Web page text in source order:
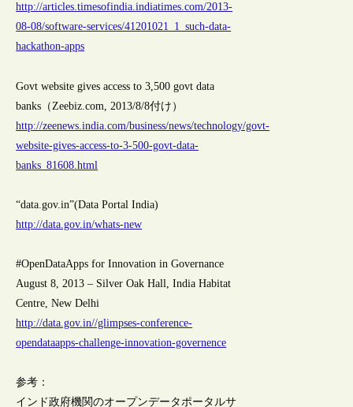
http://articles.timesofindia.indiatimes.com/2013-
08-08/software-services/41201021_1_such-data-
hackathon-apps
Govt website gives access to 3,500 govt data
banks（Zeebiz.com, 2013/8/8付け）
http://zeenews.india.com/business/news/technology/govt-
website-gives-access-to-3-500-govt-data-
banks_81608.html
“data.gov.in”(Data Portal India)
http://data.gov.in/whats-new
#OpenDataApps for Innovation in Governance
August 8, 2013 – Silver Oak Hall, India Habitat
Centre, New Delhi
http://data.gov.in//glimpses-conference-
opendataapps-challenge-innovation-governence
参考：
インド政府機関のオープンデータポータルサ